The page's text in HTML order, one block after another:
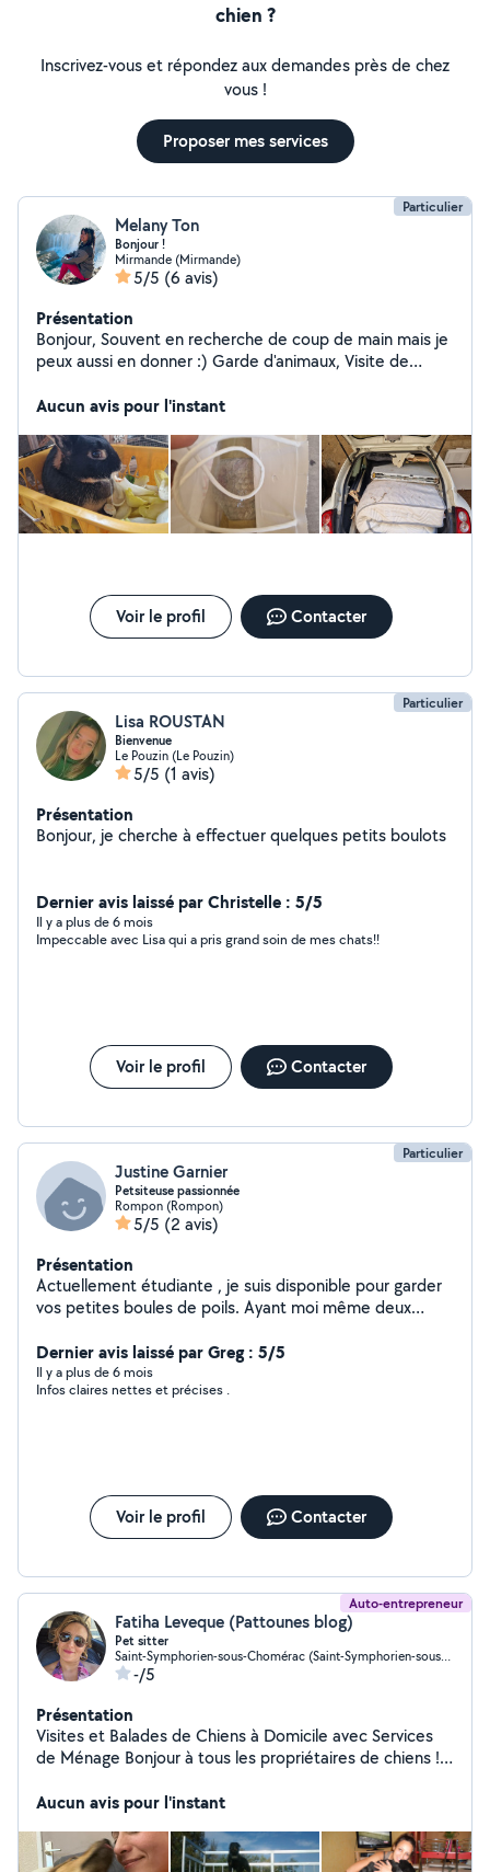
chien ?
Inscrivez-vous et répondez aux demandes près de chez
vous !
Proposer mes services
Particulier
Melany Ton
Bonjour !
Mirmande (Mirmande)
5/5 (6 avis)
Présentation
Bonjour, Souvent en recherche de coup de main mais je
peux aussi en donner :) Garde d'animaux, Visite de
plats ( Eh oui, je l'ai fais pendant presque 6 mois pour un
Comme pour tout le monde, la vie se durcit alors je
cherche des solutions pour mettre du beurre dans mes
haricots :) ... Mel
Aucun avis pour l'instant
Voir le profil Contacter
Particulier
Lisa ROUSTAN
Bienvenue
Le Pouzin (Le Pouzin)
5/5 (1 avis)
Présentation
Bonjour, je cherche à effectuer quelques petits boulots
Dernier avis laissé par Christelle : 5/5
Il y a plus de 6 mois
Impeccable avec Lisa qui a pris grand soin de mes chats!!
Voir le profil Contacter
Particulier
Justine Garnier
Petsiteuse passionnée
Rompon (Rompon)
5/5 (2 avis)
Présentation
Actuellement étudiante , je suis disponible pour garder
vos petites boules de poils. Ayant moi même deux
l'infirmerie des chats, j'ai totalement l'habitude de
m'occuper d'eux, même en cas de maladies. Je serais
ravie de pouvoir rencontrer de nouvelles petites boules
Dernier avis laissé par Greg : 5/5
Il y a plus de 6 mois
Infos claires nettes et précises .
Voir le profil Contacter
Auto-entrepreneur
Fatiha Leveque (Pattounes blog)
Pet sitter
Saint-Symphorien-sous-Chomérac (Saint-Symphorien-sous-Chomérac)
-/5
Présentation
Visites et Balades de Chiens à Domicile avec Services
de Ménage Bonjour à tous les propriétaires de chiens !
confiance pour rendre visite à votre compagnon tout en
mon ACACED et je suis passionnée par le bien-être des
animaux. Je m'assure de garder votre chien heureux et
Aucun avis pour l'instant